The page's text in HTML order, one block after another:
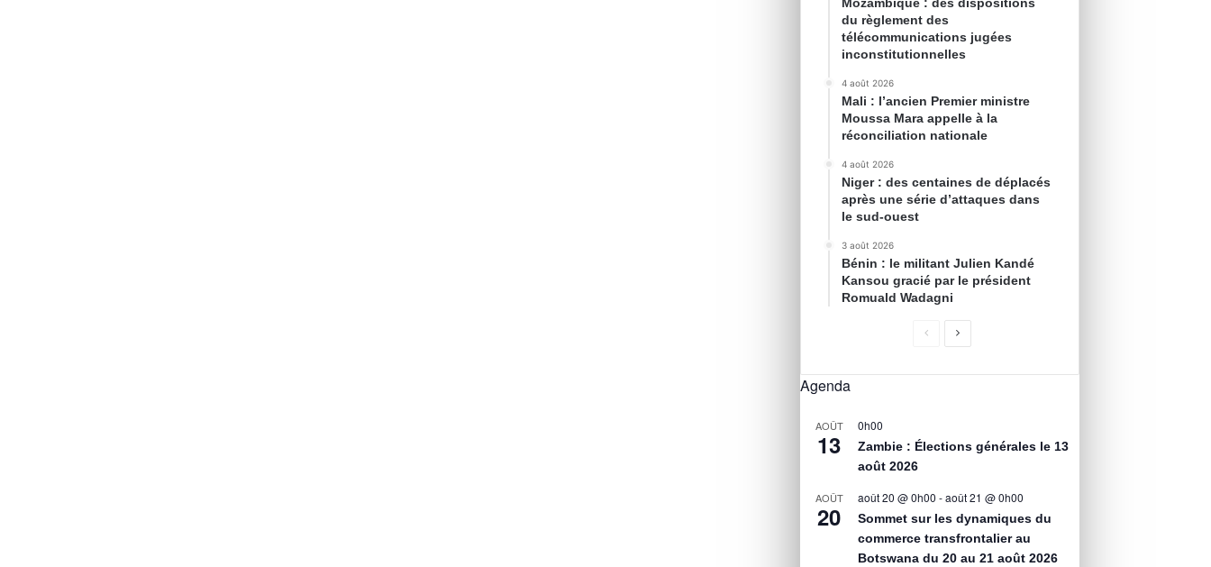
Mozambique : des dispositions
du règlement des
télécommunications jugées
inconstitutionnelles
4 août 2026
Mali : l’ancien Premier ministre
Moussa Mara appelle à la
réconciliation nationale
4 août 2026
Niger : des centaines de déplacés
après une série d’attaques dans
le sud-ouest
3 août 2026
Bénin : le militant Julien Kandé
Kansou gracié par le président
Romuald Wadagni
Agenda
AOÛT
13
0h00
Zambie : Élections générales le 13
août 2026
AOÛT
20
août 20 @ 0h00 -août 21 @ 0h00
Sommet sur les dynamiques du
commerce transfrontalier au
Botswana du 20 au 21 août 2026